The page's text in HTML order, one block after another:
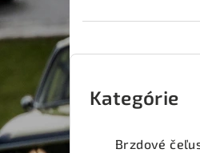
B
o
č
Preskočiť
kategórie
Kategórie
Brzdové